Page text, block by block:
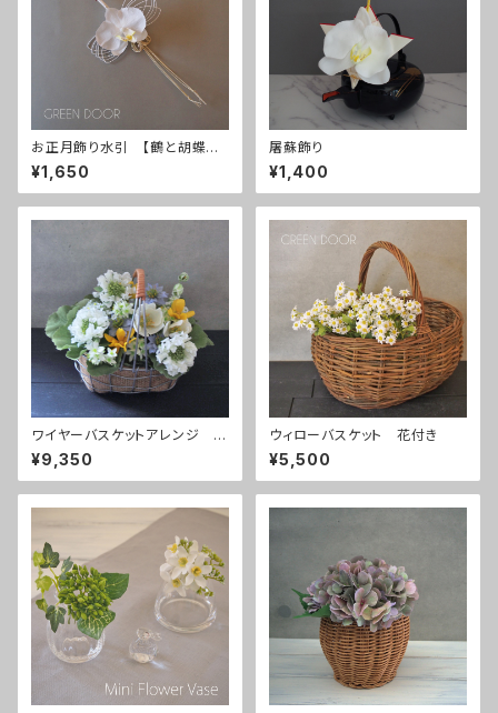
お正月飾り水引 【鶴と胡蝶蘭】
白
¥1,650
屠蘇飾り
¥1,400
ワイヤーバスケットアレンジ w
hite
¥9,350
ウィローバスケット 花付き
¥5,500